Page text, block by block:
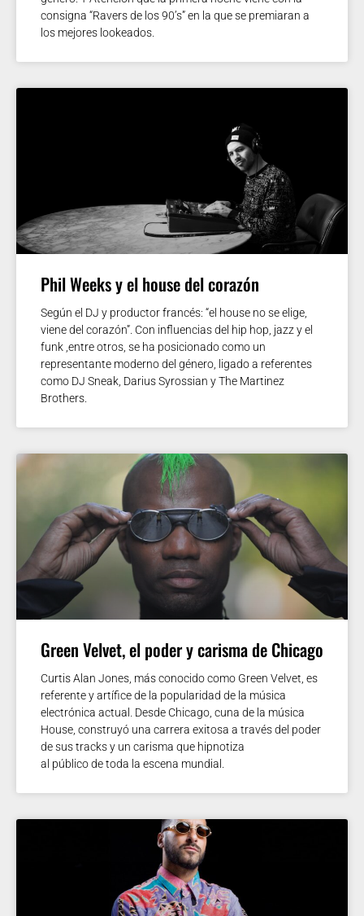
consigna “Ravers de los 90’s” en la que se premiaran a
los mejores lookeados.
Phil Weeks y el house del corazón
Según el DJ y productor francés: “el house no se elige,
viene del corazón”. Con influencias del hip hop, jazz y el
funk ,entre otros, se ha posicionado como un
representante moderno del género, ligado a referentes
como DJ Sneak, Darius Syrossian y The Martinez
Brothers.
Green Velvet, el poder y carisma de Chicago
Curtis Alan Jones, más conocido como Green Velvet, es
referente y artífice de la popularidad de la música
electrónica actual. Desde Chicago, cuna de la música
House, construyó una carrera exitosa a través del poder
de sus tracks y un carisma que hipnotiza
al público de toda la escena mundial.